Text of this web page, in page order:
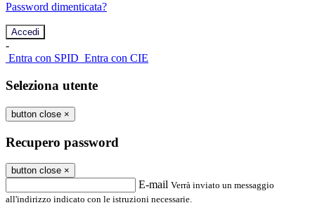
Password dimenticata?
-
Entra con SPID Entra con CIE
Seleziona utente
button close ×
Recupero password
button close ×
E-mail Verrà inviato un messaggio
all'indirizzo indicato con le istruzioni necessarie.